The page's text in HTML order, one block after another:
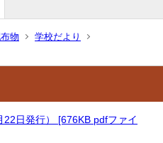
物
学校だより
日発行） [676KB pdfファイ